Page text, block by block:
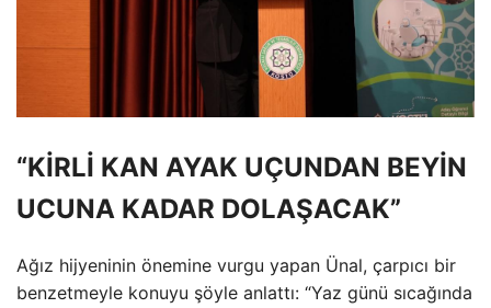
“KİRLİ KAN AYAK UÇUNDAN BEYİN
UCUNA KADAR DOLAŞACAK”
Ağız hijyeninin önemine vurgu yapan Ünal, çarpıcı bir
benzetmeyle konuyu şöyle anlattı: “Yaz günü sıcağında